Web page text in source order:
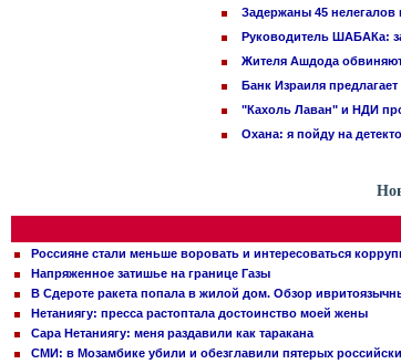
Задержаны 45 нелегалов
Руководитель ШАБАКа:
Жителя Ашдода
Банк Израиля
"Кахоль Лаван" и НДИ
Охана: я пойду на
Россияне стали меньше воровать и интересоваться
Напряженное затишье на границе Газы
В Сдероте ракета попала в жилой дом. Обзор
Нетаниягу: пресса растоптала достоинство моей жены
Сара Нетаниягу: меня раздавили как таракана
СМИ: в Мозамбике убили и обезглавили пятерых